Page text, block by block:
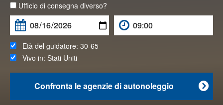
Ufficio di consegna diverso?
Età del guidatore: 30-65
Vivo in: Stati Uniti

Confronta le agenzie di autonoleggio